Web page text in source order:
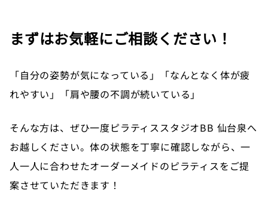
まずはお気軽にご相談ください！
「自分の姿勢が気になっている」「なんとなく体が疲
れやすい」「肩や腰の不調が続いている」
そんな方は、ぜひ一度ピラティススタジオBB 仙台泉へ
お越しください。体の状態を丁寧に確認しながら、一
人一人に合わせたオーダーメイドのピラティスをご提
案させていただきます！